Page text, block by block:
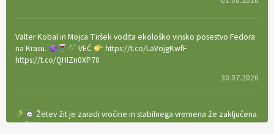
Valter Kobal in Mojca Tiršek vodita ekološko vinsko posestvo Fedora
na Krasu.
VEČ
https://t.co/LaVojgKwfF
https://t.co/QHIZn0XP70
30.07.2026
Žetev žit je zaradi vročine in stabilnega vremena že zaključena.
VEČ
https://t.co/bBWaIz6Hhh https://t.co/TtKoOF5ENS